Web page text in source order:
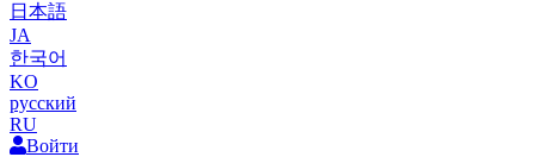
日本語
JA
한국어
KO
русский
RU
Войти